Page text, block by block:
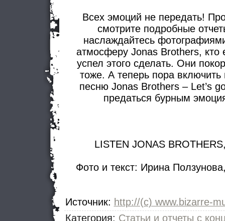
Всех эмоций не передать!
смотрите подробные
наслаждайтесь
атмосферу Jonas Brothers, кто
успел этого сделать. Они
тоже. А теперь пора включить
песню Jonas Brothers – Let’s
предаться бурным
LISTEN JONAS
Фото и текст: Ирина
Источник: http://(с) www.bizarre-
Категория: Статьи и отчеты с